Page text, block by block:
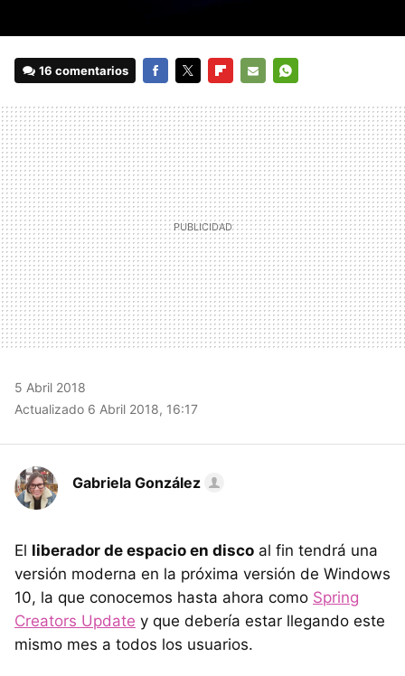
16 comentarios
MAIL
5 Abril 2018
Actualizado 6 Abril 2018, 16:17
Gabriela González
El liberador de espacio en disco al fin tendrá una
versión moderna en la próxima versión de Windows
10, la que conocemos hasta ahora como Spring
Creators Update y que debería estar llegando este
mismo mes a todos los usuarios.